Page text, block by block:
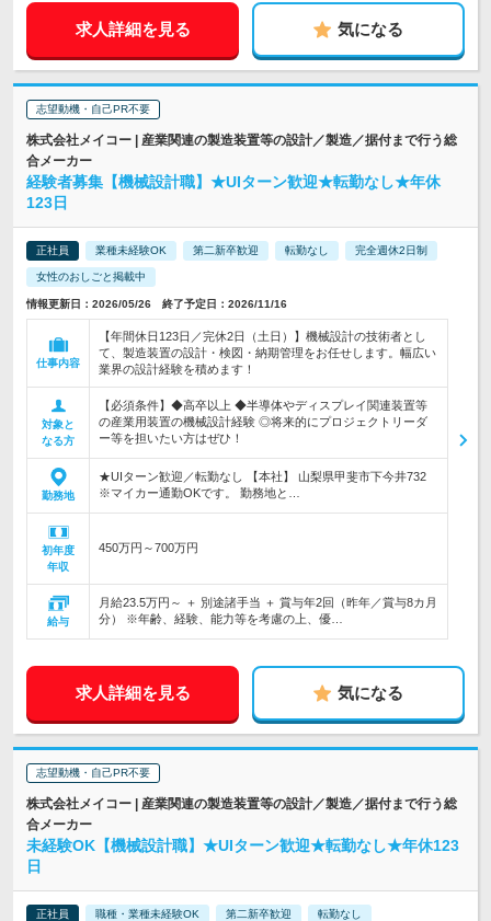
求人詳細を見る 気になる
志望動機・自己PR不要
株式会社メイコー | 産業関連の製造装置等の設計／製造／据付まで行う総
合メーカー
経験者募集【機械設計職】★UIターン歓迎★転勤なし★年休
123日
正社員 業種未経験OK 第二新卒歓迎 転勤なし 完全週休2日制
女性のおしごと掲載中
情報更新日：2026/05/26 終了予定日：2026/11/16
仕事内容
【年間休日123日／完休2日（土日）】機械設計の技術者とし
て、製造装置の設計・検図・納期管理をお任せします。幅広い
業界の設計経験を積めます！
対象と
なる方
【必須条件】◆高卒以上 ◆半導体やディスプレイ関連装置等
の産業用装置の機械設計経験 ◎将来的にプロジェクトリーダ
ー等を担いたい方はぜひ！
勤務地
★UIターン歓迎／転勤なし 【本社】 山梨県甲斐市下今井732
※マイカー通勤OKです。 勤務地と…
初年度
年収
450万円～700万円
給与
月給23.5万円～ ＋ 別途諸手当 ＋ 賞与年2回（昨年／賞与8カ月
分） ※年齢、経験、能力等を考慮の上、優…
求人詳細を見る 気になる
志望動機・自己PR不要
株式会社メイコー | 産業関連の製造装置等の設計／製造／据付まで行う総
合メーカー
未経験OK【機械設計職】★UIターン歓迎★転勤なし★年休123
日
正社員 職種・業種未経験OK 第二新卒歓迎 転勤なし